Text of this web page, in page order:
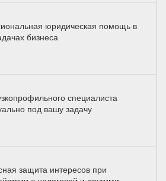
юридическая помощь в
бизнеса
специалиста
под вашу задачу
защита интересов при